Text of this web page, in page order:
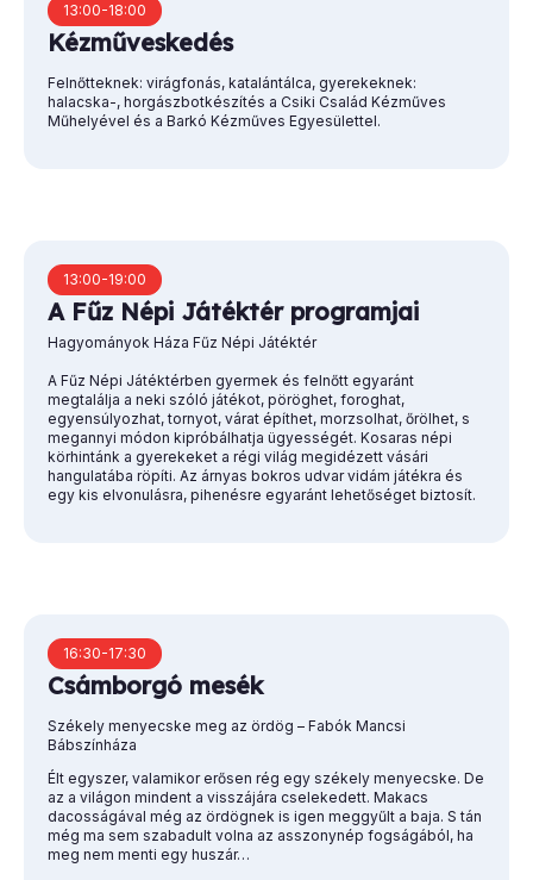
13:00-18:00
Kézműveskedés
Felnőtteknek: virágfonás, katalántálca, gyerekeknek:
halacska-, horgászbotkészítés a Csiki Család Kézműves
Műhelyével és a Barkó Kézműves Egyesülettel.
13:00-19:00
A Fűz Népi Játéktér programjai
Hagyományok Háza Fűz Népi Játéktér
A Fűz Népi Játéktérben gyermek és felnőtt egyaránt
megtalálja a neki szóló játékot, pöröghet, foroghat,
egyensúlyozhat, tornyot, várat építhet, morzsolhat, őrölhet, s
megannyi módon kipróbálhatja ügyességét. Kosaras népi
körhintánk a gyerekeket a régi világ megidézett vásári
hangulatába röpíti. Az árnyas bokros udvar vidám játékra és
egy kis elvonulásra, pihenésre egyaránt lehetőséget biztosít.
16:30-17:30
Csámborgó mesék
Székely menyecske meg az ördög – Fabók Mancsi
Bábszínháza
Élt egyszer, valamikor erősen rég egy székely menyecske. De
az a világon mindent a visszájára cselekedett. Makacs
dacosságával még az ördögnek is igen meggyűlt a baja. S tán
még ma sem szabadult volna az asszonynép fogságából, ha
meg nem menti egy huszár…